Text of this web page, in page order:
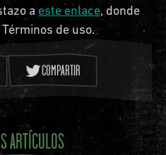
a este enlace, donde
de uso.
COMPARTIR
ARTÍCULOS